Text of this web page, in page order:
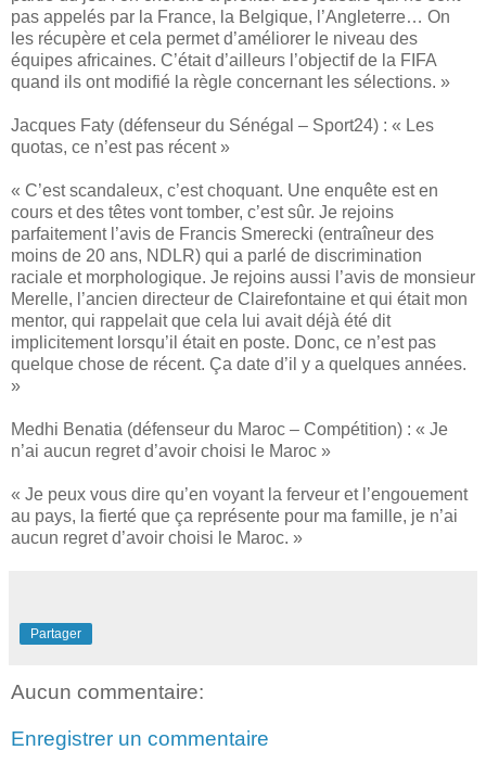
pas appelés par la France, la Belgique, l’Angleterre… On
les récupère et cela permet d’améliorer le niveau des
équipes africaines. C’était d’ailleurs l’objectif de la FIFA
quand ils ont modifié la règle concernant les sélections. »
Jacques Faty (défenseur du Sénégal – Sport24) : « Les
quotas, ce n’est pas récent »
« C’est scandaleux, c’est choquant. Une enquête est en
cours et des têtes vont tomber, c’est sûr. Je rejoins
parfaitement l’avis de Francis Smerecki (entraîneur des
moins de 20 ans, NDLR) qui a parlé de discrimination
raciale et morphologique. Je rejoins aussi l’avis de monsieur
Merelle, l’ancien directeur de Clairefontaine et qui était mon
mentor, qui rappelait que cela lui avait déjà été dit
implicitement lorsqu’il était en poste. Donc, ce n’est pas
quelque chose de récent. Ça date d’il y a quelques années.
»
Medhi Benatia (défenseur du Maroc – Compétition) : « Je
n’ai aucun regret d’avoir choisi le Maroc »
« Je peux vous dire qu’en voyant la ferveur et l’engouement
au pays, la fierté que ça représente pour ma famille, je n’ai
aucun regret d’avoir choisi le Maroc. »
Partager
Aucun commentaire:
Enregistrer un commentaire